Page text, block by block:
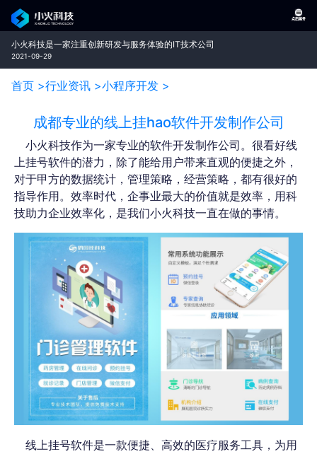
小火科技是一家注重创新研发与服务体验的IT技术公司
2021-09-29
首页 >行业资讯 >小程序开发 >
成都专业的线上挂hao软件开发制作公司
小火科技作为一家专业的软件开发制作公司。很看好线
上挂号软件的潜力，除了能给用户带来直观的便捷之外，
对于甲方的数据统计，管理策略，经营策略，都有很好的
指导作用。效率时代，企事业最大的价值就是效率，用科
技助力企业效率化，是我们小火科技一直在做的事情。
线上挂号软件是一款便捷、高效的医疗服务工具，为用